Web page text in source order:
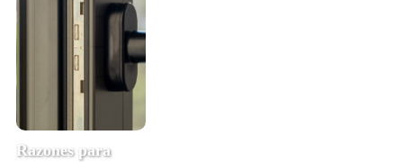
Razones para